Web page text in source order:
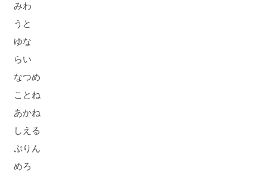
みわ
うと
ゆな
らい
なつめ
ことね
あかね
しえる
ぷりん
めろ